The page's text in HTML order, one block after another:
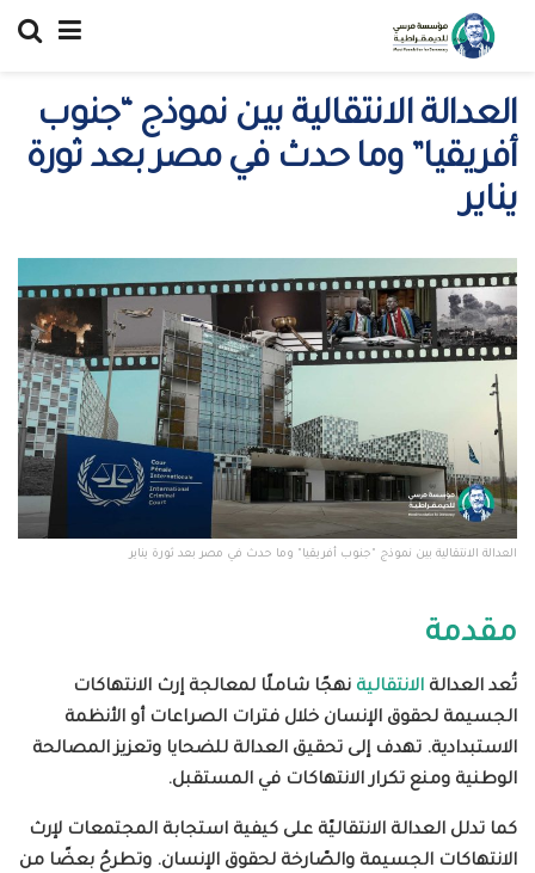
العدالة الانتقالية بين نموذج “جنوب
أفريقيا” وما حدث في مصر بعد ثورة
يناير
العدالة الانتقالية بين نموذج "جنوب أفريقيا" وما حدث في مصر بعد ثورة يناير
مقدمة
تُعد العدالة الانتقالية نهجًا شاملًا لمعالجة إرث الانتهاكات
الجسيمة لحقوق الإنسان خلال فترات الصراعات أو الأنظمة
الاستبدادية. تهدف إلى تحقيق العدالة للضحايا وتعزيز المصالحة
الوطنية ومنع تكرار الانتهاكات في المستقبل.
كما تدلل العدالة الانتقاليّة على كيفية استجابة المجتمعات لإرث
الانتهاكات الجسيمة والصّارخة لحقوق الإنسان. وتطرحُ بعضًا من